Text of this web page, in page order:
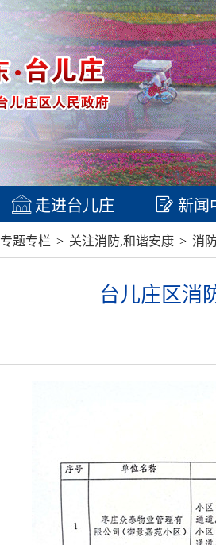
走进台儿庄 新闻
专题专栏 > 关注消防,和谐安康 > 消
台儿庄区消